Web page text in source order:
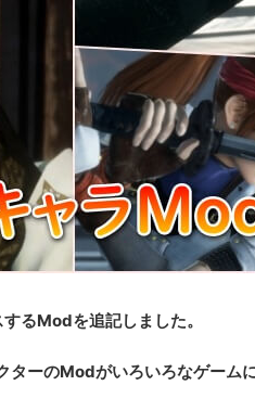
るModを追記しました。
ーのModがいろいろなゲーム